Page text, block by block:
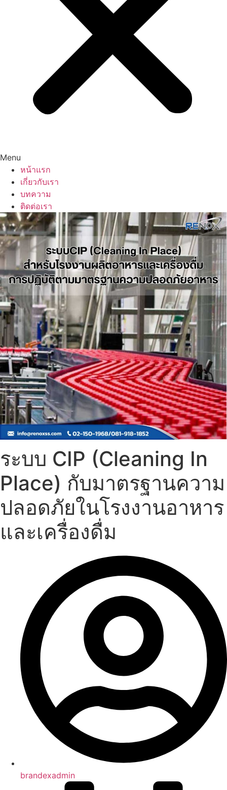
Menu
หน้าแรก
เกี่ยวกับเรา
บทความ
ติดต่อเรา
ระบบ CIP (Cleaning In
Place) กับมาตรฐานความ
ปลอดภัยในโรงงานอาหาร
และเครื่องดื่ม
brandexadmin